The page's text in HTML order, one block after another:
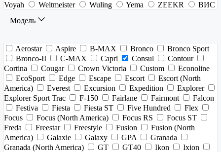
Voyah
Weltmeister Wuling Yema ZEEKR
ВИС
Модель
Aerostar Aspire B-MAX Bronco
Bronco Sport
Bronco-II
C-MAX Capri Consul
Contour
Cortina
Cougar Crown Victoria Custom
Econoline
EcoSport
Edge Escape Escort
Escort (North
America)
Everest Excursion Expedition
Explorer
Explorer Sport Trac
F-150 Fairlane Fairmont
Falcon
Festiva
Fiesta Fiesta ST Five Hundred
Flex
Focus
Focus (North America) Focus RS
Focus ST
Freda
Freestar Freestyle Fusion
Fusion (North
America)
Galaxie Galaxy GPA
Granada
Granada (North America)
GT GT40 Ikon
Ixion